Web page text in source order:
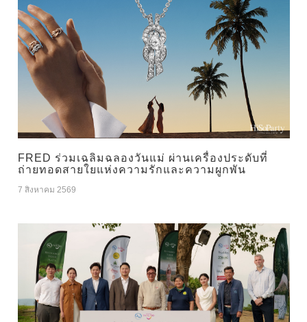
FRED ร่วมเฉลิมฉลองวันแม่ ผ่านเครื่องประดับที่
ถ่ายทอดสายใยแห่งความรักและความผูกพัน
7 สิงหาคม 2569